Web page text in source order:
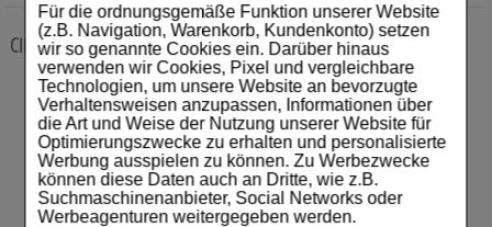
Für die ordnungsgemäße Funktion unserer Website
(z.B. Navigation, Warenkorb, Kundenkonto) setzen
wir so genannte Cookies ein. Darüber hinaus
verwenden wir Cookies, Pixel und vergleichbare
Technologien, um unsere Website an bevorzugte
Verhaltensweisen anzupassen, Informationen über
die Art und Weise der Nutzung unserer Website für
Optimierungszwecke zu erhalten und personalisierte
Werbung ausspielen zu können. Zu Werbezwecke
können diese Daten auch an Dritte, wie z.B.
Suchmaschinenanbieter, Social Networks oder
Werbeagenturen weitergegeben werden.
CINACALCET Mylan 60 mg Filmtabletten 84 StFilmtabletten
Anbieter: Viatris Healthcare GmbH
Einheit: 84St
Darreichungsform: Filmtabletten
PZN: 16036721
131,02€¹